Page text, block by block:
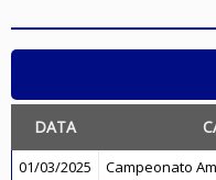
DATA
01/03/2025
Campeonato